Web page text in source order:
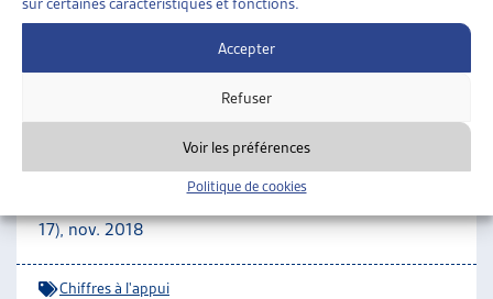
Accepter
Refuser
Voir les préférences
Politique de cookies
ENJEUX SOCIAUX»TRAVAIL»CHIFFRES À L’APPUI
JEUNES ET DES JEUNES ADULTES SUR LE
MARCHÉ DU TRAVAIL
17), nov. 2018
Chiffres à l'appui